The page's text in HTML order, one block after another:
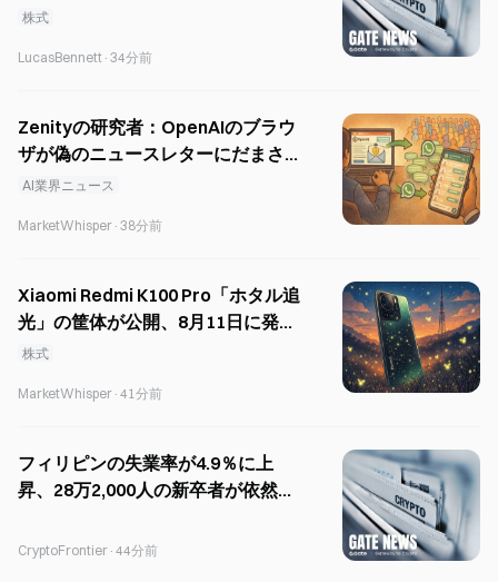
し立て
株式
LucasBennett · 34分前
Zenityの研究者：OpenAIのブラウ
ザが偽のニュースレターにだまさ
れ、WhatsAppの連絡先にメッセ
AI業界ニュース
MarketWhisper · 38分前
Xiaomi Redmi K100 Pro「ホタル追
光」の筐体が公開、8月11日に発
表。
株式
MarketWhisper · 41分前
フィリピンの失業率が4.9％に上
昇、28万2,000人の新卒者が依然と
CryptoFrontier · 44分前